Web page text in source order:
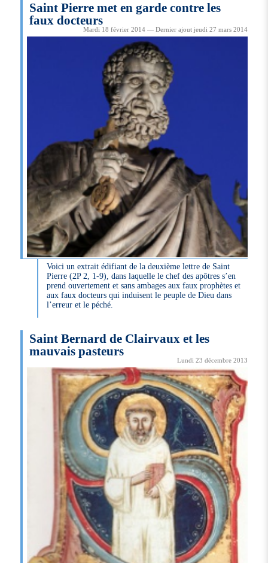
Saint Pierre met en garde contre les
faux docteurs
Mardi 18 février 2014 — Dernier ajout jeudi 27 mars 2014
Voici un extrait édifiant de la deuxième lettre de Saint
Pierre (2P 2, 1-9), dans laquelle le chef des apôtres s’en
prend ouvertement et sans ambages aux faux prophètes et
aux faux docteurs qui induisent le peuple de Dieu dans
l’erreur et le péché.
Saint Bernard de Clairvaux et les
mauvais pasteurs
Lundi 23 décembre 2013